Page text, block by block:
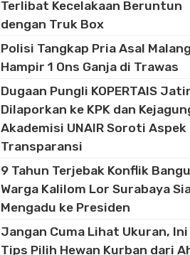
Terlibat Kecelakaan Beruntun
dengan Truk Box
Polisi Tangkap Pria Asal
Hampir 1 Ons Ganja di Trawas
Dugaan Pungli KOPERTAIS
Dilaporkan ke KPK dan
Akademisi UNAIR Soroti Aspek
Transparansi
9 Tahun Terjebak Konflik
Warga Kalilom Lor Surabaya
Mengadu ke Presiden
Jangan Cuma Lihat Ukuran, Ini
Tips Pilih Hewan Kurban dari